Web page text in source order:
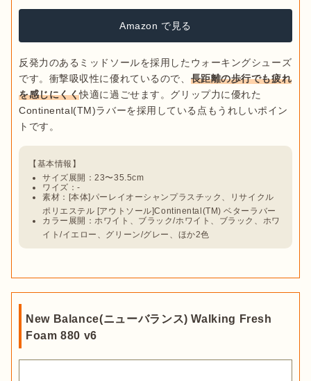
Amazon で見る
反発力のあるミッドソールを採用したウォーキングシューズ
です。衝撃吸収性に優れているので、 長距離の歩行でも疲れ
を感じにくく快適に過ごせます。グリップ力に優れた
Continental(TM)ラバーを採用している点もうれしいポイン
サイズ展開：23〜35.5cm
ワイズ：-
素材：[本体]パーレイオーシャンプラスチック、リサイクル
ポリエステル [アウトソール]Continental(TM) ベターラバー
カラー展開：ホワイト、ブラック/ホワイト、ブラック、ホワ
イト/イエロー、グリーン/グレー、ほか2色
New Balance(ニューバランス) Walking Fresh
Foam 880 v6